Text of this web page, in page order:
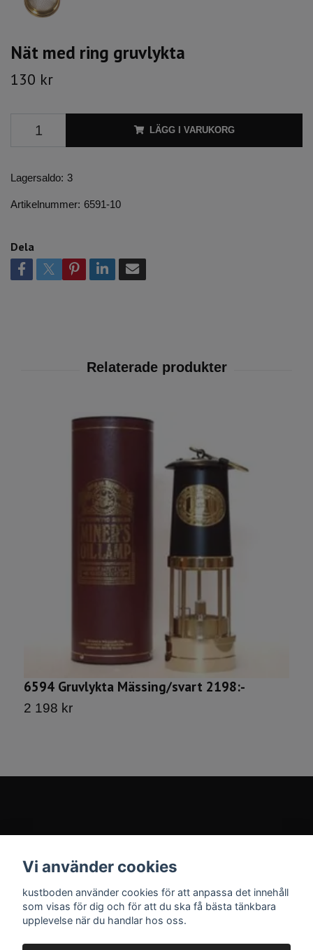
Nät med ring gruvlykta
130 kr
LÄGG I VARUKORG
Lagersaldo: 3
Artikelnummer: 6591-10
Dela
6594 Gruvlykta Mässing/svart 2198:-
2 198 kr
Sociala medier
Vi använder cookies
kustboden använder cookies för att anpassa det innehåll
som visas för dig och för att du ska få bästa tänkbara
upplevelse när du handlar hos oss.